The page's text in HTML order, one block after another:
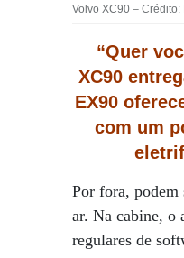
Volvo XC90 –
“Quer
XC90
EX90
com um
Por fora, podem
ar. Na cabine, o
regulares de